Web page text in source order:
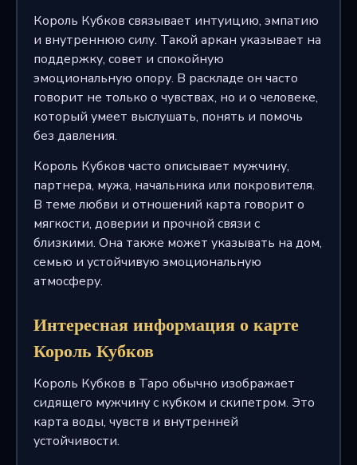
Король Кубков связывает интуицию, эмпатию
и внутреннюю силу. Такой аркан указывает на
поддержку, совет и спокойную
эмоциональную опору. В раскладе он часто
говорит не только о чувствах, но и о человеке,
который умеет выслушать, понять и помочь
без давления.
Король Кубков часто описывает мужчину,
партнера, мужа, начальника или покровителя.
В теме любви и отношений карта говорит о
мягкости, доверии и прочной связи с
близкими. Она также может указывать на дом,
семью и устойчивую эмоциональную
атмосферу.
Интересная информация о карте
Король Кубков
Король Кубков в Таро обычно изображает
сидящего мужчину с кубком и скипетром. Это
карта воды, чувств и внутренней
устойчивости.